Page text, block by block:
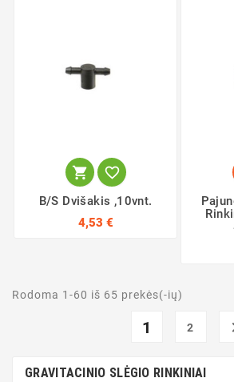
 
B/S Dvišakis ,10vnt.
4,53 €
Rodoma 1-60 iš 65 prekės(-ių)
1 2
GRAVITACINIO SLĖGIO RINKINIAI